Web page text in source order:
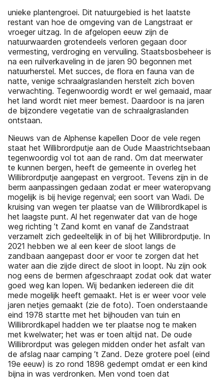
unieke plantengroei. Dit natuurgebied is het laatste
restant van hoe de omgeving van de Langstraat er
vroeger uitzag. In de afgelopen eeuw zijn de
natuurwaarden grotendeels verloren gegaan door
vermesting, verdroging en vervuiling. Staatsbosbeheer is
na een ruilverkaveling in de jaren 90 begonnen met
natuurherstel. Met succes, de flora en fauna van de
natte, venige schraalgraslanden herstelt zich boven
verwachting. Tegenwoordig wordt er wel gemaaid, maar
het land wordt niet meer bemest. Daardoor is na jaren
de bijzondere vegetatie van de schraalgraslanden
ontstaan.
Nieuws van de Alphense kapellen Door de vele regen
staat het Willibrordputje aan de Oude Maastrichtsebaan
tegenwoordig vol tot aan de rand. Om dat meerwater
te kunnen bergen, heeft de gemeente in overleg het
Willibrordputje aangepast en vergroot. Tevens zijn in de
berm aanpassingen gedaan zodat er meer wateropvang
mogelijk is bij hevige regenval; een soort van Wadi. De
kruising van wegen ter plaatse van de Willibrordkapel is
het laagste punt. Al het regenwater dat van de hoge
weg richting ’t Zand komt en vanaf de Zandstraat
verzamelt zich gedeeltelijk in of bij het Willibrordputje. In
2021 hebben we al een keer de sloot langs de
zandbaan aangepast door er voor te zorgen dat het
water aan die zijde direct de sloot in loopt. Nu zijn ook
nog eens de bermen afgeschraapt zodat ook dat water
goed weg kan lopen. Wij bedanken iedereen die dit
mede mogelijk heeft gemaakt. Het is er weer voor vele
jaren netjes gemaakt (zie de foto). Toen onderstaande
eind 1978 startte met het bijhouden van tuin en
Willibrordkapel hadden we ter plaatse nog te maken
met kwelwater; het was er toen altijd nat. De oude
Willibrordput was gelegen midden onder het asfalt van
de afslag naar camping ’t Zand. Deze grotere poel (eind
19e eeuw) is zo rond 1898 gedempt omdat er een kind
bijna in was verdronken. Men vond toen dat